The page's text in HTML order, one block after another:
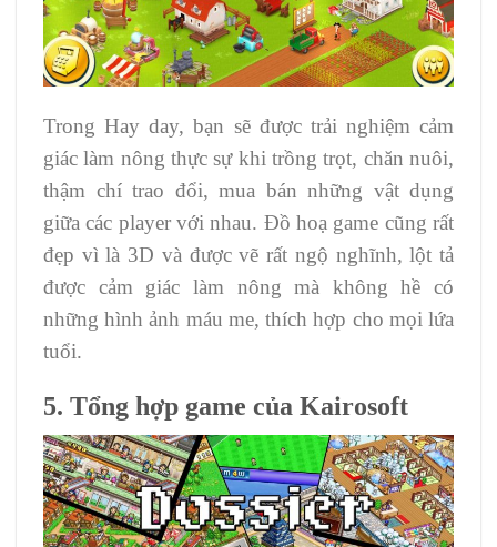
Trong Hay day, bạn sẽ được trải nghiệm cảm
giác làm nông thực sự khi trồng trọt, chăn nuôi,
thậm chí trao đổi, mua bán những vật dụng
giữa các player với nhau. Đồ hoạ game cũng rất
đẹp vì là 3D và được vẽ rất ngộ nghĩnh, lột tả
được cảm giác làm nông mà không hề có
những hình ảnh máu me, thích hợp cho mọi lứa
tuổi.
5. Tổng hợp game của Kairosoft